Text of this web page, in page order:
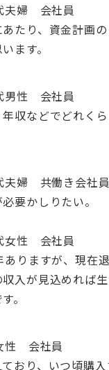
婦 会社員
たり、資金計画
ます。
性 会社員
収などでどれく
婦 共働き会社員
要かしりたい。
性 会社員
りますが、現在
入が見込めれば
。
会社員
おり、いつ頃購